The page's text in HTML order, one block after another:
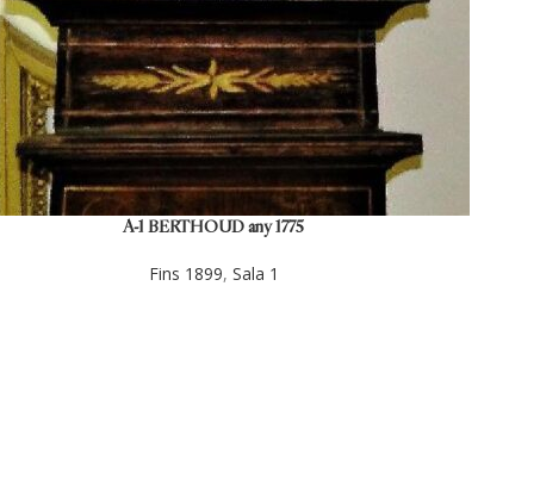
A-1 BERTHOUD any 1775
Fins 1899, Sala 1